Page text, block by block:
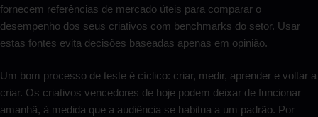
fornecem referências de mercado úteis para comparar o
desempenho dos seus criativos com benchmarks do setor. Usar
estas fontes evita decisões baseadas apenas em opinião.
Um bom processo de teste é cíclico: criar, medir, aprender e voltar a
criar. Os criativos vencedores de hoje podem deixar de funcionar
amanhã, à medida que a audiência se habitua a um padrão. Por